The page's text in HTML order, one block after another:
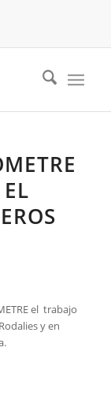
el trabajo
y en